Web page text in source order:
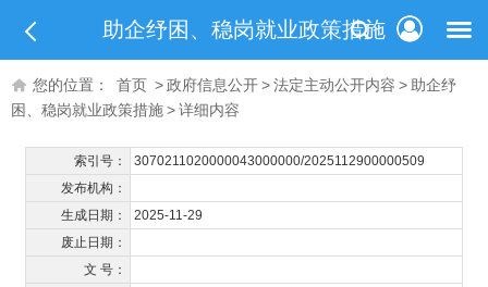
助企纾困、稳岗就业政策措施
您的位置： 首页 >政府信息公开>法定主动公开内容 > 助企纾
困、稳岗就业政策措施>详细内容
索引号：
3070211020000043000000/2025112900000509
发布机构：
生成日期：
2025-11-29
废止日期：
文 号：